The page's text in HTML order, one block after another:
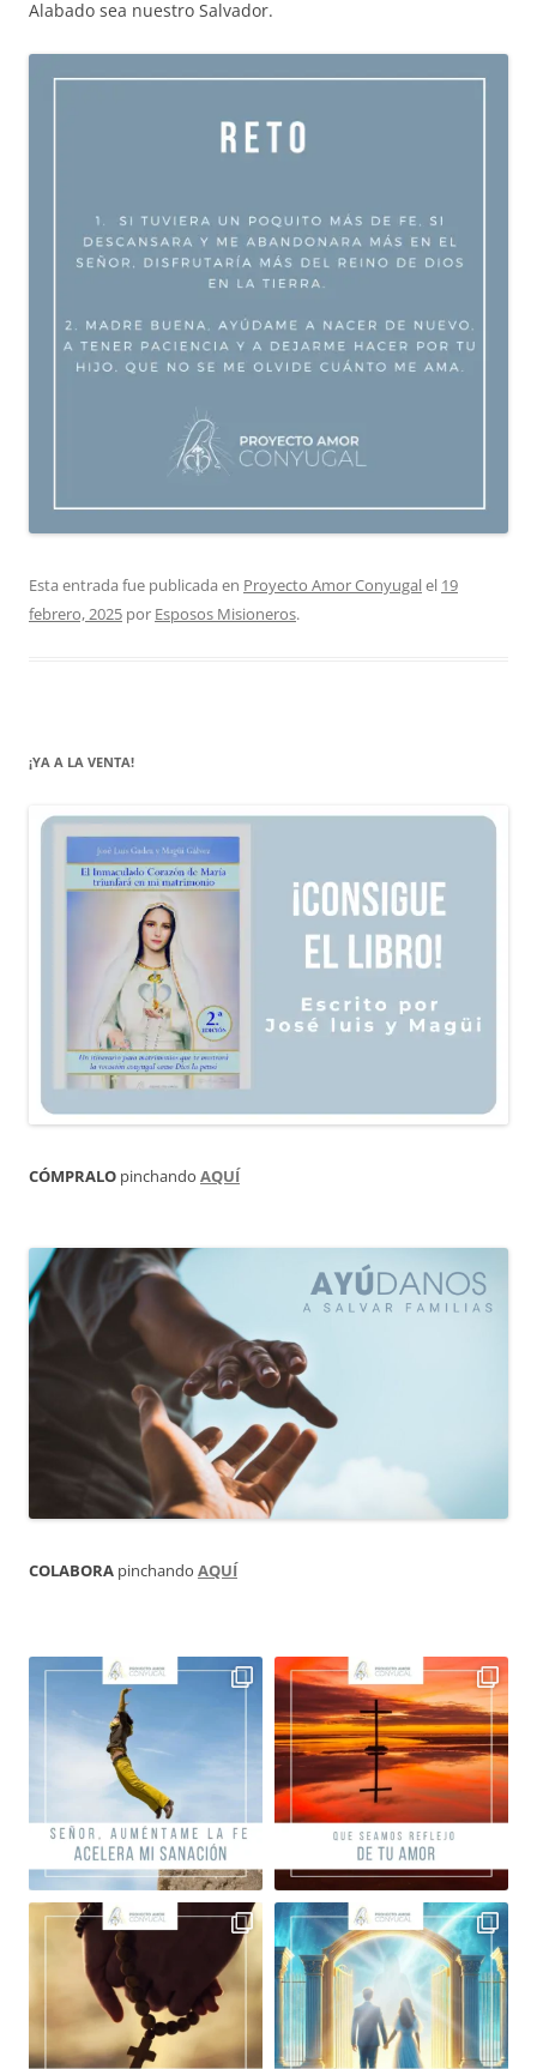
Alabado sea nuestro Salvador.
Esta entrada fue publicada en Proyecto Amor Conyugalel 19
febrero, 2025 por Esposos Misioneros.
¡YA A LA VENTA!
CÓMPRALO pinchando AQUÍ
COLABORA pinchando AQUÍ